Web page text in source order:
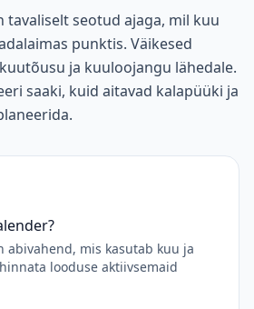
seotud ajaga, mil kuu
punktis. Väikesed
ja kuuloojangu lähedale.
saaki, kuid aitavad kalapüüki ja
abivahend, mis kasutab kuu ja
looduse aktiivsemaid